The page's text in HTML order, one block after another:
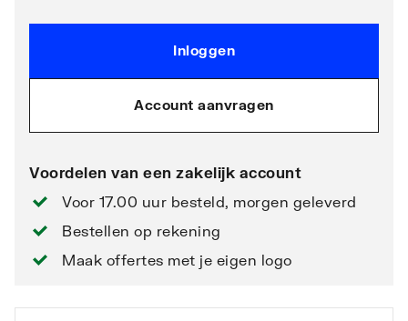
Inloggen
Account aanvragen
Voordelen van een zakelijk account
Voor 17.00 uur besteld, morgen geleverd
Bestellen op rekening
Maak offertes met je eigen logo